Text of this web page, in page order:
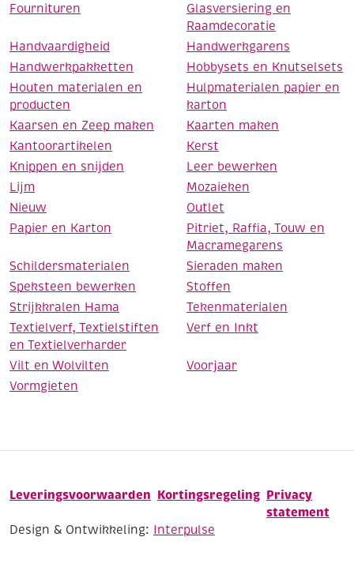
Fournituren
Glasversiering en
Raamdecoratie
Handvaardigheid
Handwerkgarens
Handwerkpakketten
Hobbysets en Knutselsets
Houten materialen en
producten
Hulpmaterialen papier en
karton
Kaarsen en Zeep maken
Kaarten maken
Kantoorartikelen
Kerst
Knippen en snijden
Leer bewerken
Lijm
Mozaieken
Nieuw
Outlet
Papier en Karton
Pitriet, Raffia, Touw en
Macramegarens
Schildersmaterialen
Sieraden maken
Speksteen bewerken
Stoffen
Strijkkralen Hama
Tekenmaterialen
Textielverf, Textielstiften
en Textielverharder
Verf en Inkt
Vilt en Wolvilten
Voorjaar
Vormgieten
Leveringsvoorwaarden Kortingsregeling Privacy
statement
Design & Ontwikkeling: Interpulse